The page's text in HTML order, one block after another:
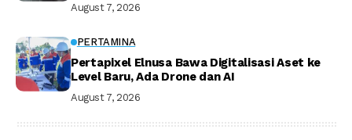
August 7, 2026
PERTAMINA
Pertapixel Elnusa Bawa Digitalisasi Aset ke
Level Baru, Ada Drone dan AI
August 7, 2026